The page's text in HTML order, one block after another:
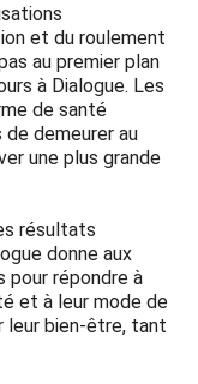
et du roulement
au premier plan
à Dialogue. Les
de santé
demeurer au
une plus grande
résultats
donne aux
pour répondre à
et à leur mode de
leur bien-être, tant